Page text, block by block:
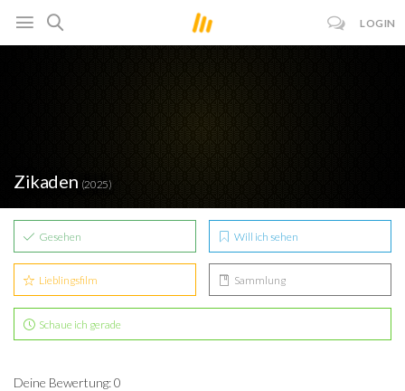
LOGIN
Zikaden (2025)
Gesehen Will ich sehen
Lieblingsfilm Sammlung
Schaue ich gerade
Deine Bewertung: 0